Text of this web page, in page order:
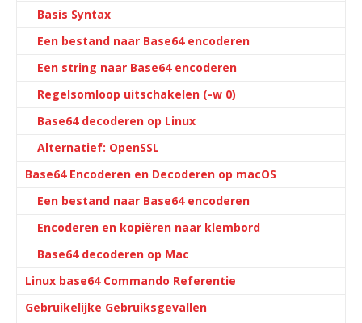
Basis Syntax
Een bestand naar Base64 encoderen
Een string naar Base64 encoderen
Regelsomloop uitschakelen (-w 0)
Base64 decoderen op Linux
Alternatief: OpenSSL
Base64 Encoderen en Decoderen op macOS
Een bestand naar Base64 encoderen
Encoderen en kopiëren naar klembord
Base64 decoderen op Mac
Linux base64 Commando Referentie
Gebruikelijke Gebruiksgevallen